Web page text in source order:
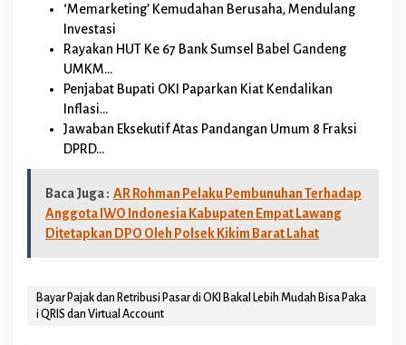
‘Memarketing’ Kemudahan Berusaha, Mendulang
Investasi
Rayakan HUT Ke 67 Bank Sumsel Babel Gandeng
UMKM…
Penjabat Bupati OKI Paparkan Kiat Kendalikan
Inflasi…
Jawaban Eksekutif Atas Pandangan Umum 8 Fraksi
DPRD…
Baca Juga : AR Rohman Pelaku Pembunuhan Terhadap
Anggota IWO Indonesia Kabupaten Empat Lawang
Ditetapkan DPO Oleh Polsek Kikim Barat Lahat
Bayar Pajak dan Retribusi Pasar di OKI Bakal Lebih Mudah Bisa Paka
i QRIS dan Virtual Account